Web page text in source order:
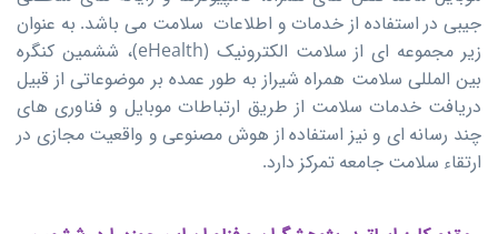
جیبی در استفاده از خدمات و اطلاعات سلامت می باشد. به عنوان
زیر مجموعه ای از سلامت الکترونیک (eHealth)، ششمین کنگره
بین المللی سلامت همراه شیراز به طور عمده بر موضوعاتی از قبیل
دریافت خدمات سلامت از طریق ارتباطات موبایل و فناوری های
چند رسانه ای و نیز استفاده از هوش مصنوعی و واقعیت مجازی در
ارتقاء سلامت جامعه تمرکز دارد.